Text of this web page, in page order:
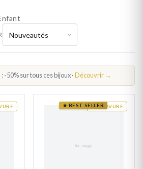
: -50% sur tous ces bijoux ·Découvrir →
GRAVURE
★ BEST-SELLER